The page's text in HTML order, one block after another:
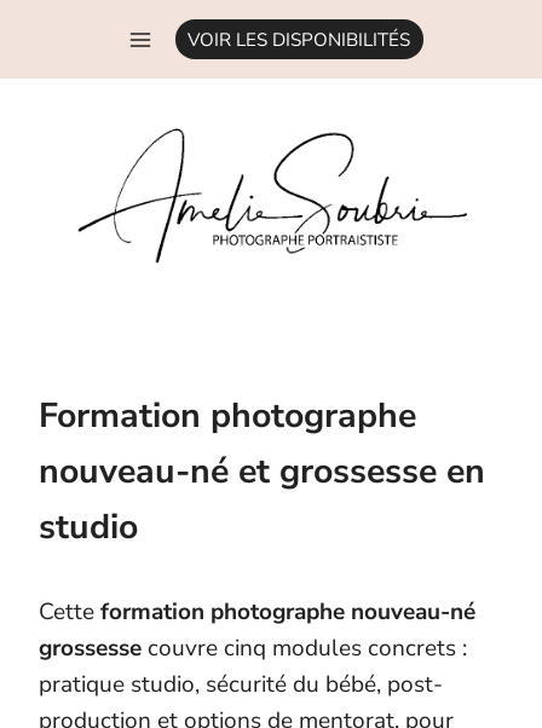
contenu
VOIR LES DISPONIBILITÉS
Formation photographe
nouveau-né et grossesse en
studio
Cetteformation photographe nouveau-né
grossesse couvre cinq modules concrets :
pratique studio, sécurité du bébé, post-
production et options de mentorat, pour